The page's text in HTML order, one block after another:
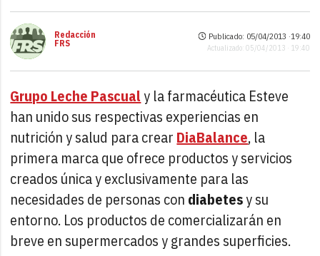
Redacción
FRS
Publicado: 05/04/2013 ·19:40
Actualizado: 05/04/2013 · 19:40
Grupo Leche Pascualy la farmacéutica Esteve
han unido sus respectivas experiencias en
nutrición y salud para crear DiaBalance, la
primera marca que ofrece productos y servicios
creados única y exclusivamente para las
necesidades de personas con diabetesy su
entorno. Los productos de comercializarán en
breve en supermercados y grandes superficies.